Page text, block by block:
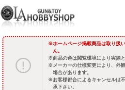
ホームページ掲載商品は取り扱
ん。
商品の色は閲覧環境により実際
メーカーの仕様変更により、外
場合があります。
お客様都合によるキャンセルは
承下さい。